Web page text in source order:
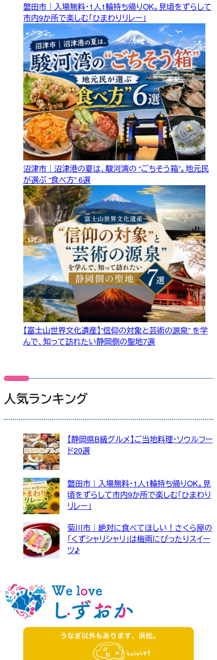
磐田市｜入場無料・1人1輪持ち帰りOK。見頃をずらして
市内9か所で楽しむ「ひまわりリレー」
沼津市｜沼津港の夏は、駿河湾の “ごちそう箱”。地元民
が選ぶ “食べ方” 6選
【富士山世界文化遺産】”信仰の対象と芸術の源泉” を学
んで、知って訪れたい静岡側の聖地7選
人気ランキング
【静岡県B級グルメ】ご当地料理・ソウルフー
ド20選
磐田市｜入場無料・1人1輪持ち帰りOK。見
頃をずらして市内9か所で楽しむ「ひまわり
リレー」
菊川市｜絶対に食べてほしい！さくら屋の
「くずシャリシャリ」は梅雨にぴったりスイー
ツ♪